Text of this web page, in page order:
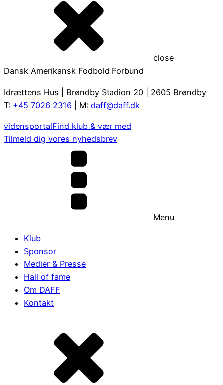
close
Dansk Amerikansk Fodbold Forbund
Idrættens Hus | Brøndby Stadion 20 | 2605 Brøndby
T: +45 7026 2316 | M: daff@daff.dk
vidensportalFind klub & vær med
Tilmeld dig vores nyhedsbrev
Menu
Klub
Sponsor
Medier & Presse
Hall of fame
Om DAFF
Kontakt